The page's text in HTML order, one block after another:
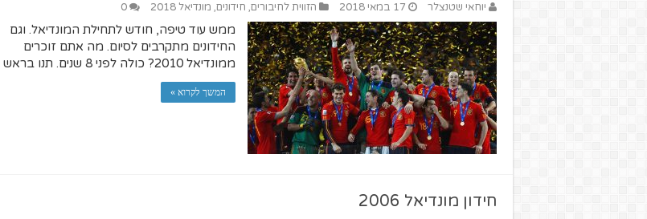
יוחאי שטנצלר 17 במאי 2018 הזווית לחיבורים, חידונים, מונדיאל 2018 0
ממש עוד טיפה, חודש לתחילת המונדיאל. וגם
החידונים מתקרבים לסיום. מה אתם זוכרים
ממונדיאל 2010? כולה לפני 8 שנים. תנו בראש
המשך לקרוא »
חידון מונדיאל 2006